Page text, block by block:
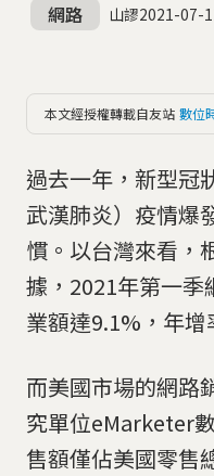
網路 山謬2021-07-
本文經授權轉載自友站 數位
過去一年，新型冠
武漢肺炎）疫情爆
慣。以台灣來看，
據，2021年第一季
業額達9.1%，年增
而美國市場的網路
究單位eMarketer
售額僅佔美國零售